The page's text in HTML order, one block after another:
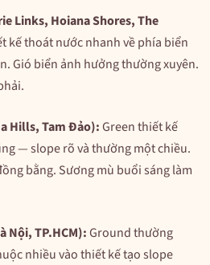
Links, Hoiana Shores, The
kế thoát nước nhanh về phía biển
Gió biển ảnh hưởng thường xuyên.
Hills, Tam Đảo):Green thiết kế
— slope rõ và thường một chiều.
bằng. Sương mù buổi sáng làm
Nội, TP.HCM):Ground thường
nhiều vào thiết kế tạo slope